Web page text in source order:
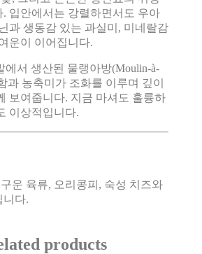
. 입안에서는 강렬하면서도 우아
과 생동감 있는 과실미, 미네랄감
운이 이어집니다.
에서 생산된 물랭아방(Moulin-à-
과 농축미가 조화를 이루며 깊이
보여줍니다. 지금 마셔도 훌륭하
이상적입니다.
운 육류, 오리콩피, 숙성 치즈와
니다.
products